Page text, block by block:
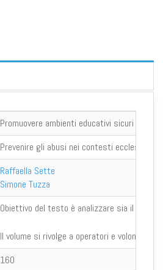
Promuovere ambienti educativi sicuri
Prevenire gli abusi nei contesti ecclesiali
Raffaella Sette
Simone Tuzza
Obiettivo del testo è analizzare sia il
Il volume si rivolge a operatori e volontari
160